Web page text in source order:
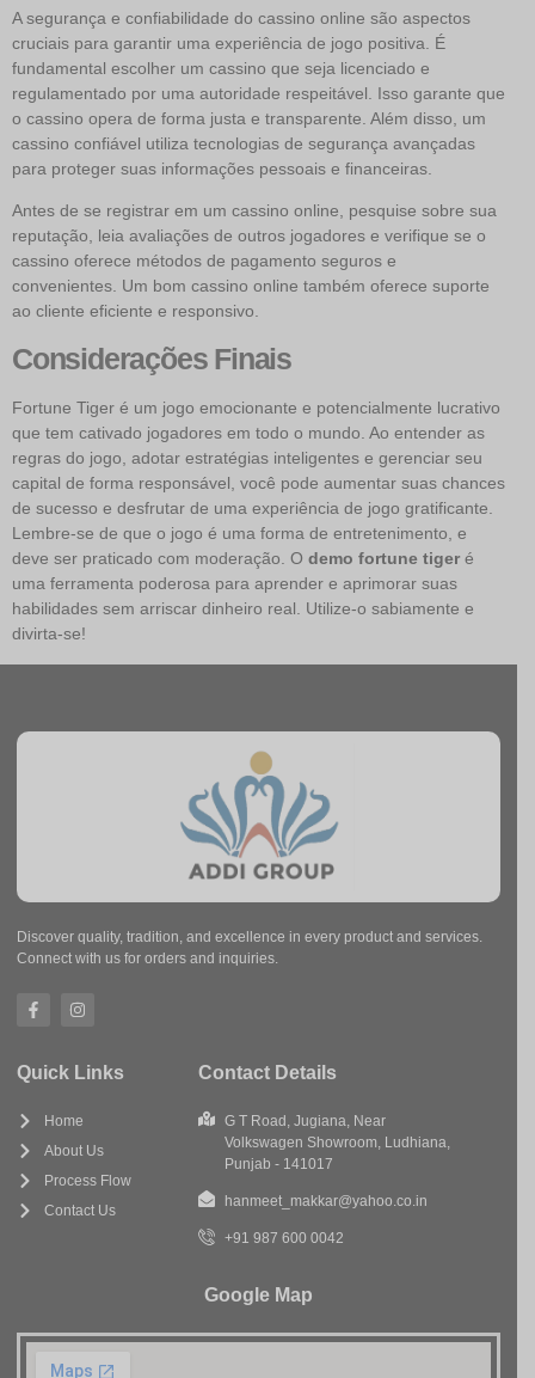
A segurança e confiabilidade do cassino online são aspectos
cruciais para garantir uma experiência de jogo positiva. É
fundamental escolher um cassino que seja licenciado e
regulamentado por uma autoridade respeitável. Isso garante que
o cassino opera de forma justa e transparente. Além disso, um
cassino confiável utiliza tecnologias de segurança avançadas
para proteger suas informações pessoais e financeiras.
Antes de se registrar em um cassino online, pesquise sobre sua
reputação, leia avaliações de outros jogadores e verifique se o
cassino oferece métodos de pagamento seguros e
convenientes. Um bom cassino online também oferece suporte
ao cliente eficiente e responsivo.
Considerações Finais
Fortune Tiger é um jogo emocionante e potencialmente lucrativo
que tem cativado jogadores em todo o mundo. Ao entender as
regras do jogo, adotar estratégias inteligentes e gerenciar seu
capital de forma responsável, você pode aumentar suas chances
de sucesso e desfrutar de uma experiência de jogo gratificante.
Lembre-se de que o jogo é uma forma de entretenimento, e
deve ser praticado com moderação. O demo fortune tiger é
uma ferramenta poderosa para aprender e aprimorar suas
habilidades sem arriscar dinheiro real. Utilize-o sabiamente e
divirta-se!
Discover quality, tradition, and excellence in every product and services.
Connect with us for orders and inquiries.
Quick Links
Home
About Us
Process Flow
Contact Us
Contact Details
G T Road, Jugiana, Near
Volkswagen Showroom, Ludhiana,
Punjab - 141017
hanmeet_makkar@yahoo.co.in
+91 987 600 0042
Google Map